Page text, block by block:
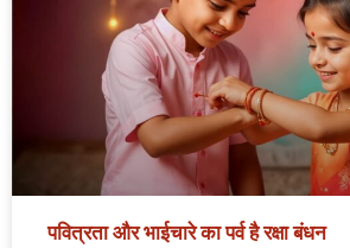
पवित्रता और भाईचारे का पर्व है रक्षा बंधन